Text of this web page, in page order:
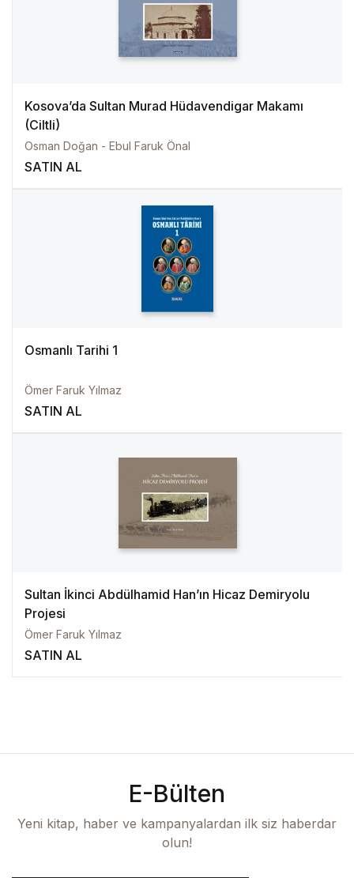
Kosova’da Sultan Murad Hüdavendigar Makamı
(Ciltli)
Osman Doğan - Ebul Faruk Önal
SATIN AL
Osmanlı Tarihi 1
Ömer Faruk Yılmaz
SATIN AL
Sultan İkinci Abdülhamid Han’ın Hicaz Demiryolu
Projesi
Ömer Faruk Yılmaz
SATIN AL
E-Bülten
Yeni kitap, haber ve kampanyalardan ilk siz haberdar
olun!